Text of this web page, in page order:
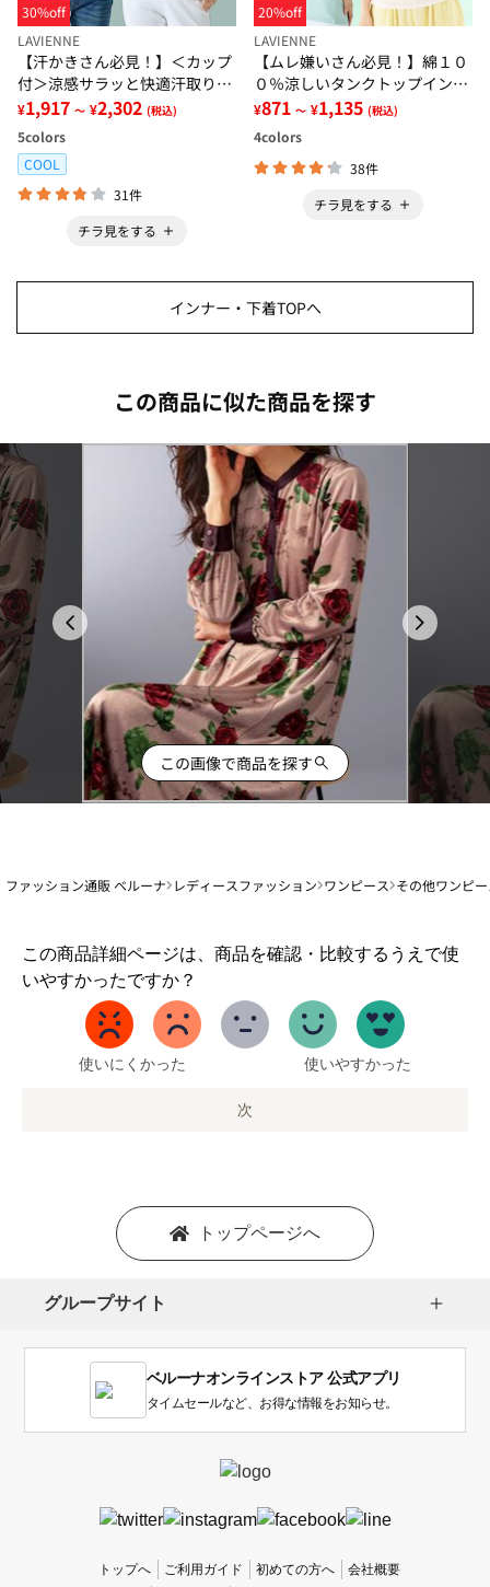
30%off
LAVIENNE
【汗かきさん必見！】＜カップ
付＞涼感サラッと快適汗取りタ
ンクトップインナー＜さらりラ
ボ＞
¥1,917 ～ ¥2,302 (税込)
5colors
COOL
31件
チラ見をする
20%off
LAVIENNE
【ムレ嫌いさん必見！】綿１０
０％涼しいタンクトップインナ
ー＜さらりラボ＞
¥871 ～ ¥1,135 (税込)
4colors
38件
チラ見をする
インナー・下着TOPへ
この商品に似た商品を探す
この画像で商品を探す
ファッション通販 ベルーナ レディースファッション ワンピース その他ワンピ
この商品詳細ページは、商品を確認・比較するうえで使
いやすかったですか？
1
か
い
使いにくかった 使いやすかった
次
トップページへ
グループサイト
ベルーナオンラインストア 公式アプリ
タイムセールなど、お得な情報をお知らせ。
トップへ ご利用ガイド 初めての方へ 会社概要